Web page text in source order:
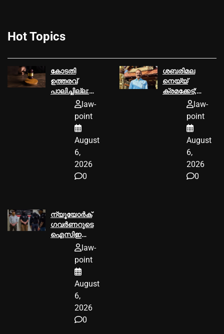
Hot Topics
കോടതി
ഉത്തരവ്‌
പാലിച്ചില്ല:
മൂവാറ്റുപുഴ
ആര്‍.ഡി.ഒക്ക്‌
രൂപയുടെ പിഴ
law-
point
August
6,
2026
0
ശബരിമല
നെയ്യ്
ക്രമക്കേട്;
പി.എസ്
പ്രതിയാകും
law-
point
August
6,
2026
0
ന്യൂയോര്‍ക്
ഗവര്‍ണറുടെ
ഐസിഇ
നിരോധനം
ഫെഡറല്‍
കോടതി
തടഞ്ഞു
law-
point
August
6,
2026
0